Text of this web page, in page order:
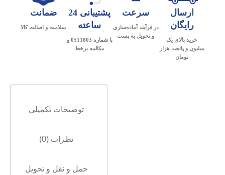
ارسال
رایگان
خرید بالای یک
میلیون و پانصد هزار
تومان
سرعت
در فرآیند آماده‌سازی
و تحویل به پست
پشتیبانی 24
ساعته
با شماره 0511803 و
مکالمه برخط
ضمانت
سلامت و اصالت کالا
توضیحات تکمیلی
نظرات (0)
حمل و نقل و تحویل